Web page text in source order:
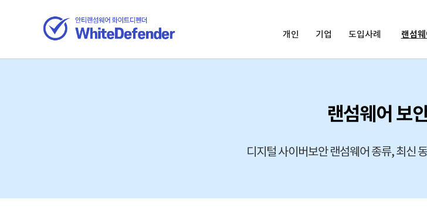
개인 기업 도입사례 랜섬
랜섬웨어 보
디지털 사이버보안 랜섬웨어 종류, 최신